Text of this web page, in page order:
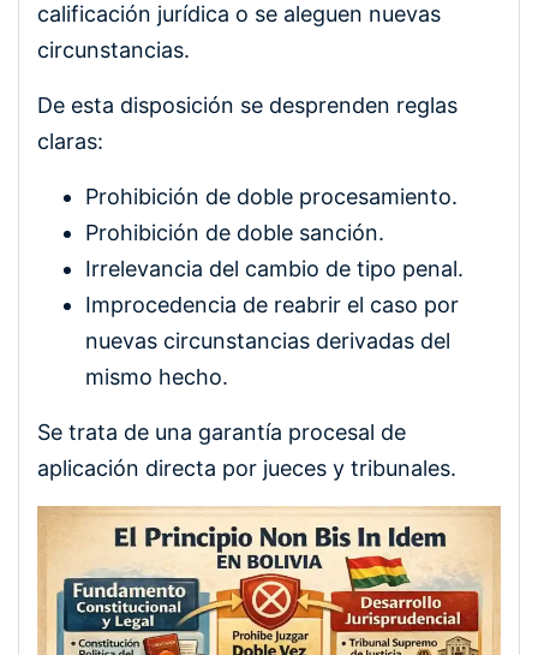
calificación jurídica o se aleguen nuevas
circunstancias.
De esta disposición se desprenden reglas
claras:
Prohibición de doble procesamiento.
Prohibición de doble sanción.
Irrelevancia del cambio de tipo penal.
Improcedencia de reabrir el caso por
nuevas circunstancias derivadas del
mismo hecho.
Se trata de una garantía procesal de
aplicación directa por jueces y tribunales.